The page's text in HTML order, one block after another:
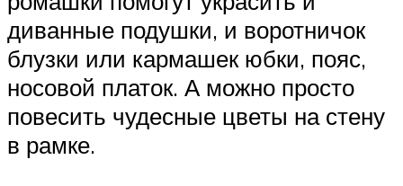
диванные подушки, и воротничок
блузки или кармашек юбки, пояс,
носовой платок. А можно просто
повесить чудесные цветы на стену
в рамке.